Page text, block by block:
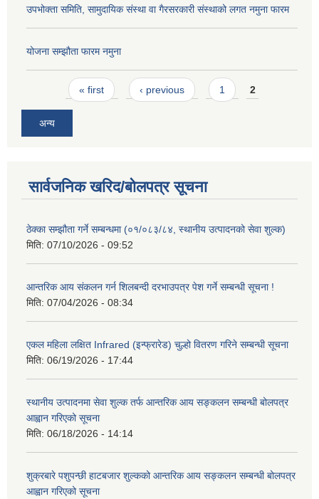
उपभोक्ता समिति, सामुदायिक संस्था वा गैरसरकारी संस्थाको लगत नमुना फारम
योजना सम्झौता फारम नमुना
Pages« first ‹ previous 1 2
अन्य
सार्वजनिक खरिद/बोलपत्र सूचना
ठेक्का सम्झौता गर्ने सम्बन्धमा (०१/०८३/८४, स्थानीय उत्पादनको सेवा शुल्क)
मिति: 07/10/2026 - 09:52
आन्तरिक आय संकलन गर्न शिलबन्दी दरभाउपत्र पेश गर्ने सम्बन्धी सूचना !
मिति: 07/04/2026 - 08:34
एकल महिला लक्षित Infrared (इन्फ्रारेड) चुल्हो वितरण गरिने सम्बन्धी सूचना
मिति: 06/19/2026 - 17:44
स्थानीय उत्पादनमा सेवा शुल्क तर्फ आन्तरिक आय सङ्कलन सम्बन्धी बोलपत्र
आह्वान गरिएको सूचना
मिति: 06/18/2026 - 14:14
शुक्रबारे पशुपन्छी हाटबजार शुल्कको आन्तरिक आय सङ्कलन सम्बन्धी बोलपत्र
आह्वान गरिएको सूचना